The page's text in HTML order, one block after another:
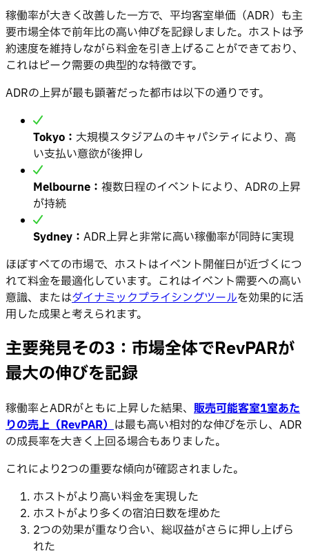
稼働率が大きく改善した一方で、平均客室単価（ADR）も主
要市場全体で前年比の高い伸びを記録しました。ホストは予
約速度を維持しながら料金を引き上げることができており、
これはピーク需要の典型的な特徴です。
ADRの上昇が最も顕著だった都市は以下の通りです。
Tokyo： 大規模スタジアムのキャパシティにより、高
い支払い意欲が後押し
Melbourne： 複数日程のイベントにより、ADRの上昇
が持続
Sydney： ADR上昇と非常に高い稼働率が同時に実現
ほぼすべての市場で、ホストはイベント開催日が近づくにつ
れて料金を最適化しています。これはイベント需要への高い
意識、またはダイナミックプライシングツールを効果的に活
用した成果と考えられます。
主要発見その3：市場全体でRevPARが
最大の伸びを記録
稼働率とADRがともに上昇した結果、 販売可能客室1室あた
りの売上（RevPAR）は最も高い相対的な伸びを示し、ADR
の成長率を大きく上回る場合もありました。
これにより2つの重要な傾向が確認されました。
ホストがより高い料金を実現した
ホストがより多くの宿泊日数を埋めた
2つの効果が重なり合い、総収益がさらに押し上げら
れた